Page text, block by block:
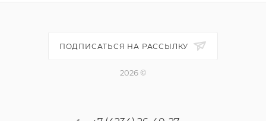
ПОДПИСАТЬСЯ НА РАССЫЛКУ
2026 ©